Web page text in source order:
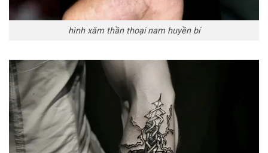
hình xăm thần thoại nam huyền bí